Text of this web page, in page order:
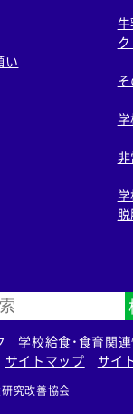
い
学校給食・食育関
サイトマップ サイ
究改善協会